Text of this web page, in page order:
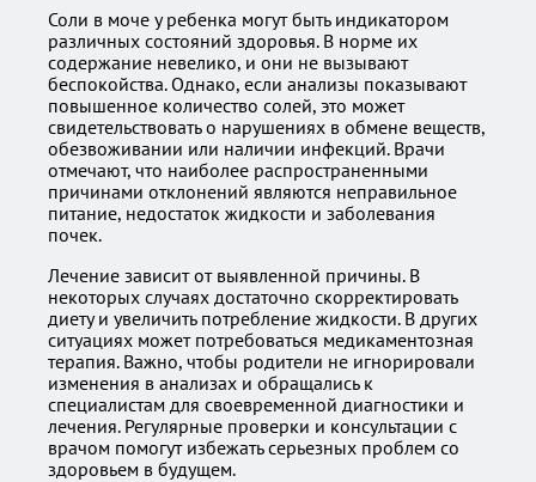
Соли в моче у ребенка могут быть индикатором
различных состояний здоровья. В норме их
содержание невелико, и они не вызывают
беспокойства. Однако, если анализы показывают
повышенное количество солей, это может
свидетельствовать о нарушениях в обмене веществ,
обезвоживании или наличии инфекций. Врачи
отмечают, что наиболее распространенными
причинами отклонений являются неправильное
питание, недостаток жидкости и заболевания
почек.
Лечение зависит от выявленной причины. В
некоторых случаях достаточно скорректировать
диету и увеличить потребление жидкости. В других
ситуациях может потребоваться медикаментозная
терапия. Важно, чтобы родители не игнорировали
изменения в анализах и обращались к
специалистам для своевременной диагностики и
лечения. Регулярные проверки и консультации с
врачом помогут избежать серьезных проблем со
здоровьем в будущем.